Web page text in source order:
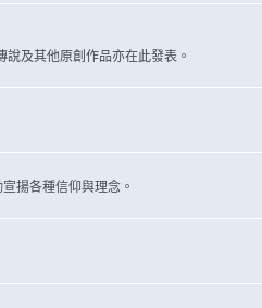
及其他原創作品亦在此發表。
揚各種信仰與理念。